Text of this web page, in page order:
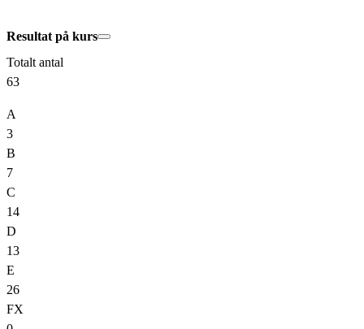
Resultat på kurs
Totalt antal
63
A
3
B
7
C
14
D
13
E
26
FX